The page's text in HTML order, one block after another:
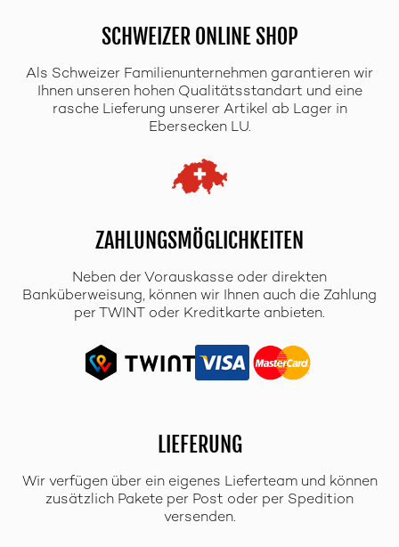
SCHWEIZER ONLINE SHOP
Als Schweizer Familienunternehmen garantieren wir
Ihnen unseren hohen Qualitätsstandart und eine
rasche Lieferung unserer Artikel ab Lager in
Ebersecken LU.
ZAHLUNGSMÖGLICHKEITEN
Neben der Vorauskasse oder direkten
Banküberweisung, können wir Ihnen auch die Zahlung
per TWINT oder Kreditkarte anbieten.
LIEFERUNG
Wir verfügen über ein eigenes Lieferteam und können
zusätzlich Pakete per Post oder per Spedition
versenden.